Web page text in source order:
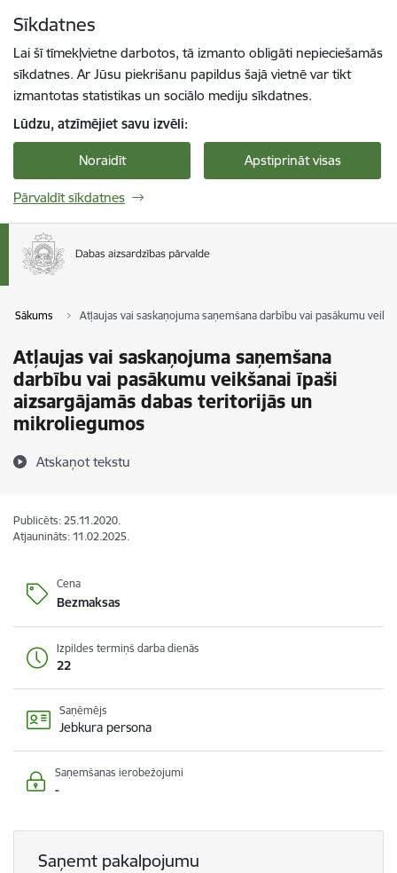
Sīkdatnes
Lai šī tīmekļvietne darbotos, tā izmanto obligāti nepieciešamās
sīkdatnes. Ar Jūsu piekrišanu papildus šajā vietnē var tikt
izmantotas statistikas un sociālo mediju sīkdatnes.
Lūdzu, atzīmējiet savu izvēli:
Noraidīt Apstiprināt visas
Pārvaldīt sīkdatnes
Sākums Atļaujas vai saskaņojuma saņemšana darbību vai pasākumu
Atļaujas vai saskaņojuma saņemšana
darbību vai pasākumu veikšanai īpaši
aizsargājamās dabas teritorijās un
mikroliegumos
Atskaņot tekstu
Publicēts: 25.11.2020.
Atjaunināts: 11.02.2025.
Cena
Bezmaksas
Izpildes termiņš darba dienās
22
Saņēmējs
Jebkura persona
Saņemšanas ierobežojumi
-
Saņemt pakalpojumu